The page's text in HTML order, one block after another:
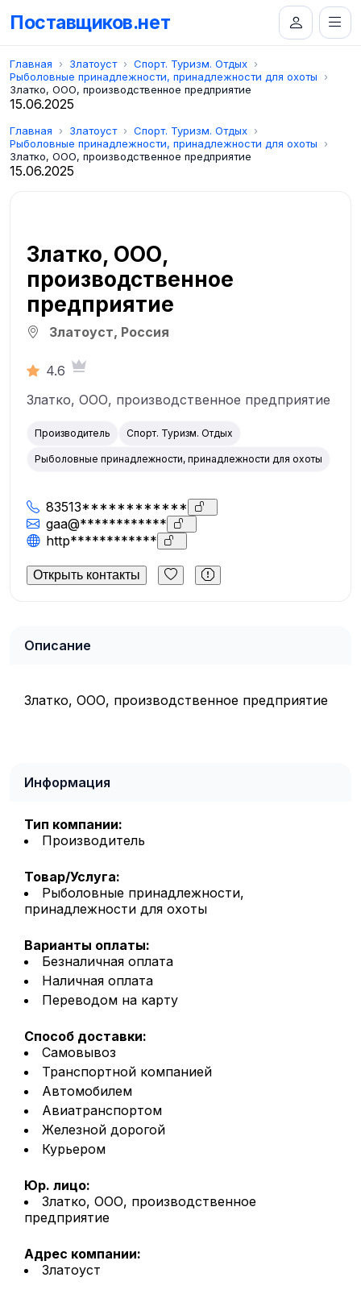
Поставщиков.нет
Главная Златоуст
Спорт. Туризм. Отдых
Рыболовные принадлежности, принадлежности для охоты
Златко, ООО, производственное предприятие
15.06.2025
Главная Златоуст
Спорт. Туризм. Отдых
Рыболовные принадлежности, принадлежности для охоты
Златко, ООО, производственное предприятие
15.06.2025
Златко, ООО,
производственное
предприятие
Златоуст, Россия
4.6
Златко, ООО, производственное предприятие
Производитель Спорт. Туризм. Отдых
Рыболовные принадлежности, принадлежности для охоты
83513************
gaa@************
http************
Открыть контакты
Описание
Златко, ООО, производственное предприятие
Информация
Тип компании:
Производитель
Товар/Услуга:
Рыболовные принадлежности,
принадлежности для охоты
Варианты оплаты:
Безналичная оплата
Наличная оплата
Переводом на карту
Способ доставки:
Самовывоз
Транспортной компанией
Автомобилем
Авиатранспортом
Железной дорогой
Курьером
Юр. лицо:
Златко, ООО, производственное
предприятие
Адрес компании:
Златоуст